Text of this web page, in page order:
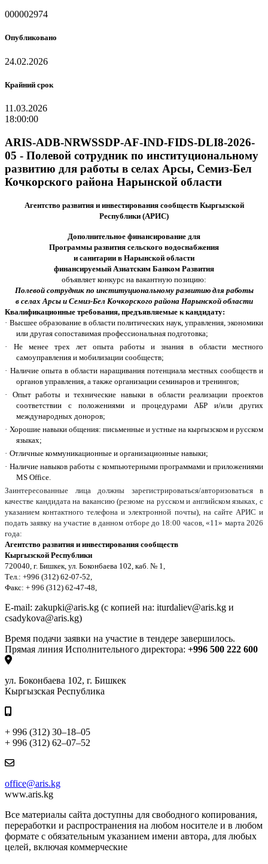
000002974
Опубликовано
24.02.2026
Крайний срок
11.03.2026
18:00:00
ARIS-ADB-NRWSSDP-AF-IND-FIDS-DLI8-2026-
05 - Полевой сотрудник по институциональному
развитию для работы в селах Арсы, Семиз-Бел
Кочкорского района Нарынской области
Агентство развития и инвестирования сообществ Кыргызской
Республики (АРИС)
Дополнительное финансирование для
Программы развития сельского водоснабжения
и санитарии в Нарынской области
финансируемый Азиатским Банком Развития
объявляет конкурс на вакантную позицию:
Полевой сотрудник по институциональному развитию для работы
в селах Арсы и Семиз-Бел Кочкорского района Нарынской области
Квалификационные требования, предъявляемые к кандидату:
· Высшее образование в области политических наук, управления, экономики
или другая сопоставимая профессиональная подготовка;
·
Не менее трех лет опыта работы и знания в области местного
самоуправления и мобилизации сообществ;
· Наличие опыта в области наращивания потенциала местных сообществ и
органов управления, а также организации семинаров и тренингов;
·
Опыт работы и технические навыки в области реализации проектов
соответствии с положениями и процедурами АБР и/или других
международных доноров;
· Хорошие навыки общения: письменные и устные на кыргызском и русском
языках;
· Отличные коммуникационные и организационные навыки;
· Наличие навыков работы с компьютерными программами и приложениями
MS Office.
Заинтересованные лица должны зарегистрироваться/авторизоваться в
качестве кандидата на вакансию (резюме на русском и английском языках, с
указанием контактного телефона и электронной почты), на сайте АРИС и
подать заявку на участие в данном отборе до 18:00 часов, «11» марта 2026
года:
Агентство развития и инвестирования сообществ
Кыргызской Республики
720040, г. Бишкек, ул. Боконбаева 102, каб. № 1,
Тел.: +996 (312) 62-07-52,
Факс: + 996 (312) 62-47-48,
E-mail: zakupki@aris.kg (с копией на: iturdaliev@aris.kg и
csadykova@aris.kg)
Время подачи заявки на участие в тендере завершилось.
Прямая линия Исполнительного директора: +996 500 222 600
ул. Боконбаева 102, г. Бишкек
Кыргызская Республика
+ 996 (312) 30–18–05
+ 996 (312) 62–07–52
office@aris.kg
www.aris.kg
Все материалы сайта доступны для свободного копирования,
переработки и распространения на любом носителе и в любом
формате с обязательным указанием имени автора, для любых
целей, включая коммерческие